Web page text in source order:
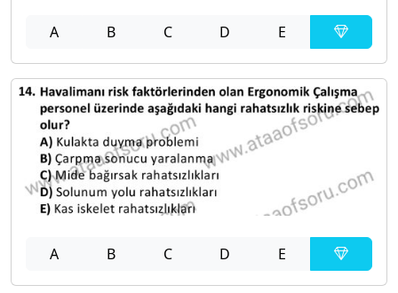
A B C D E
A B C D E